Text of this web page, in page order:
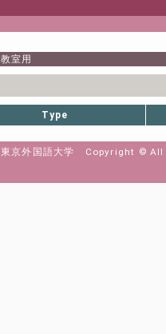
教室用
Type
東京外国語大学 Copyright ©